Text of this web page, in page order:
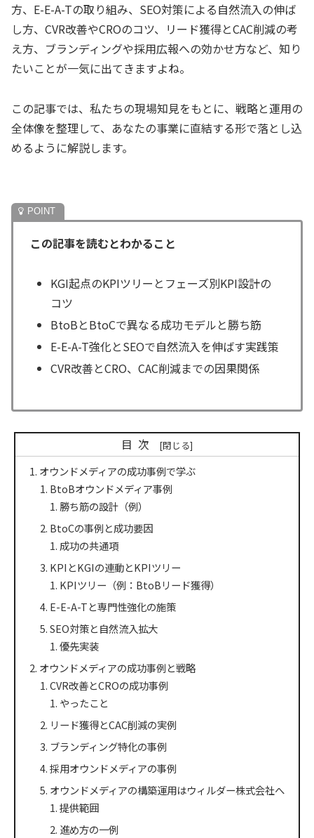
方、E-E-A-Tの取り組み、SEO対策による自然流入の伸ば
し方、CVR改善やCROのコツ、リード獲得とCAC削減の考
え方、ブランディングや採用広報への効かせ方など、知り
たいことが一気に出てきますよね。
この記事では、私たちの現場知見をもとに、戦略と運用の
全体像を整理して、あなたの事業に直結する形で落とし込
めるように解説します。
この記事を読むとわかること
KGI起点のKPIツリーとフェーズ別KPI設計の
コツ
BtoBとBtoCで異なる成功モデルと勝ち筋
E-E-A-T強化とSEOで自然流入を伸ばす実践策
CVR改善とCRO、CAC削減までの因果関係
目次
オウンドメディアの成功事例で学ぶ
BtoBオウンドメディア事例
勝ち筋の設計（例）
BtoCの事例と成功要因
成功の共通項
KPIとKGIの連動とKPIツリー
KPIツリー（例：BtoBリード獲得）
E-E-A-Tと専門性強化の施策
SEO対策と自然流入拡大
優先実装
オウンドメディアの成功事例と戦略
CVR改善とCROの成功事例
やったこと
リード獲得とCAC削減の実例
ブランディング特化の事例
採用オウンドメディアの事例
オウンドメディアの構築運用はウィルダー株式会社へ
提供範囲
進め方の一例